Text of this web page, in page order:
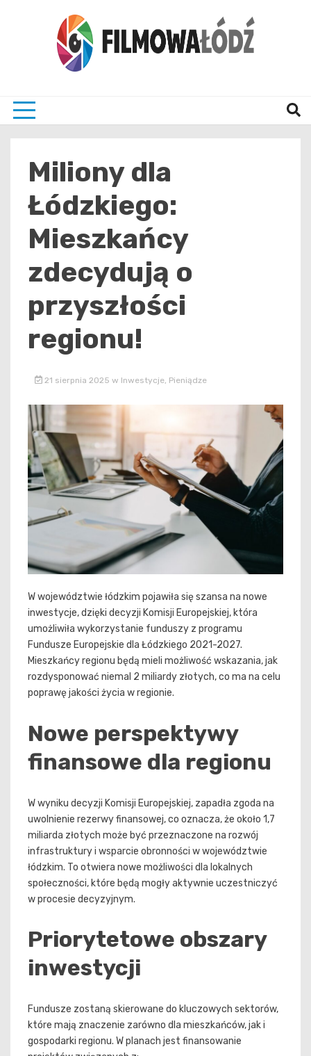
Miliony dla
Łódzkiego:
Mieszkańcy
zdecydują o
przyszłości
regionu!
21 sierpnia 2025 w Inwestycje, Pieniądze
W województwie łódzkim pojawiła się szansa na nowe
inwestycje, dzięki decyzji Komisji Europejskiej, która
umożliwiła wykorzystanie funduszy z programu
Fundusze Europejskie dla Łódzkiego 2021-2027.
Mieszkańcy regionu będą mieli możliwość wskazania, jak
rozdysponować niemal 2 miliardy złotych, co ma na celu
poprawę jakości życia w regionie.
Nowe perspektywy
finansowe dla regionu
W wyniku decyzji Komisji Europejskiej, zapadła zgoda na
uwolnienie rezerwy finansowej, co oznacza, że około 1,7
miliarda złotych może być przeznaczone na rozwój
infrastruktury i wsparcie obronności w województwie
łódzkim. To otwiera nowe możliwości dla lokalnych
społeczności, które będą mogły aktywnie uczestniczyć
w procesie decyzyjnym.
Priorytetowe obszary
inwestycji
Fundusze zostaną skierowane do kluczowych sektorów,
które mają znaczenie zarówno dla mieszkańców, jak i
gospodarki regionu. W planach jest finansowanie